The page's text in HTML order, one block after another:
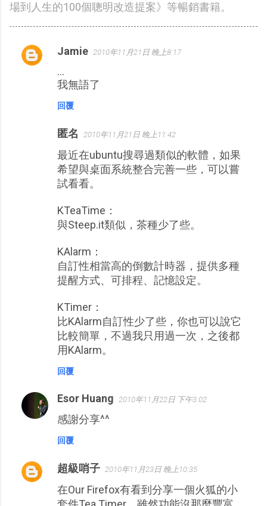
場到人生的100個聰明改造提案》等暢銷書籍。
留
Jamie 2010年11月21日 晚上8:17
...
我無語了
回覆
匿名 2010年11月21日 晚上11:42
最近在ubuntu搜尋過類似的軟體，如果
希望與桌面系統整合完善一些，可以嘗
試看看。
KTeaTime：
與Steep.it類似，茶種少了些。
KAlarm：
自訂性相當高的倒數計時器，提供多種
提醒方式、可排程、記憶設定。
KTimer：
比KAlarm自訂性少了些，你也可以說它
比較簡單，不過我只用過一次，之後都
用KAlarm。
回覆
Esor Huang 2010年11月22日 下午3:02
感謝分享^^
回覆
超級哨子 2010年11月23日 晚上10:35
在Our Firefox有看到分享一個火狐的小